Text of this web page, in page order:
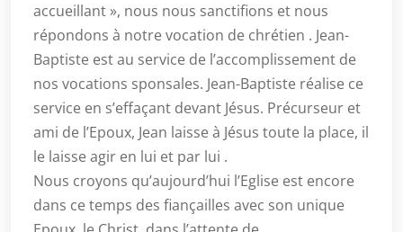
accueillant », nous nous sanctifions et nous
répondons à notre vocation de chrétien . Jean-
Baptiste est au service de l’accomplissement de
nos vocations sponsales. Jean-Baptiste réalise ce
service en s’effaçant devant Jésus. Précurseur et
ami de l’Epoux, Jean laisse à Jésus toute la place, il
le laisse agir en lui et par lui .
Nous croyons qu’aujourd’hui l’Eglise est encore
dans ce temps des fiançailles avec son unique